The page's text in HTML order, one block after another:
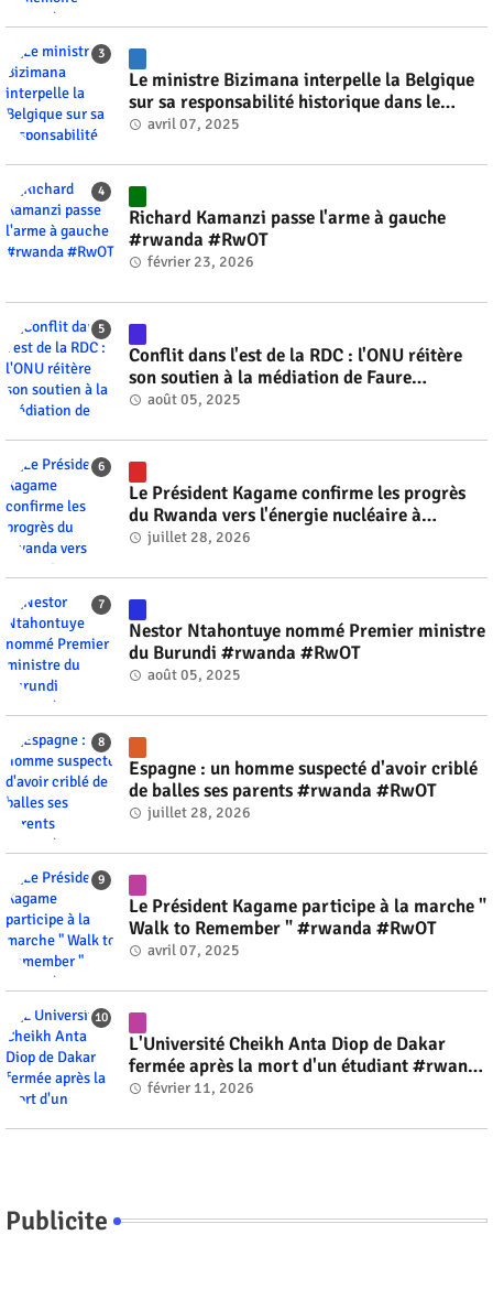
Le ministre Bizimana interpelle la Belgique
sur sa responsabilité historique dans le
génocide #rwanda #RwOT
avril 07, 2025
Richard Kamanzi passe l'arme à gauche
#rwanda #RwOT
février 23, 2026
Conflit dans l'est de la RDC : l'ONU réitère
son soutien à la médiation de Faure
Gnassingbé #rwanda #RwOT
août 05, 2025
Le Président Kagame confirme les progrès
du Rwanda vers l'énergie nucléaire à
l'horizon 2030 #rwanda #RwOT
juillet 28, 2026
Nestor Ntahontuye nommé Premier ministre
du Burundi #rwanda #RwOT
août 05, 2025
Espagne : un homme suspecté d'avoir criblé
de balles ses parents #rwanda #RwOT
juillet 28, 2026
Le Président Kagame participe à la marche "
Walk to Remember " #rwanda #RwOT
avril 07, 2025
L'Université Cheikh Anta Diop de Dakar
fermée après la mort d'un étudiant #rwanda
#RwOT
février 11, 2026
Publicite